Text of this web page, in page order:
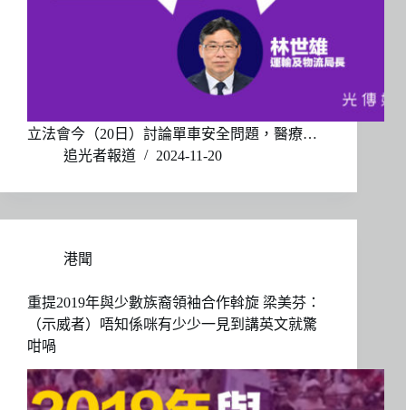
立法會今（20日）討論單車安全問題，醫療…
追光者報道
2024-11-20
港聞
重提2019年與少數族裔領袖合作斡旋 梁美芬：
（示威者）唔知係咪有少少一見到講英文就驚
咁喎